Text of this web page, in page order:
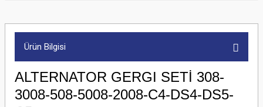
Ürün Bilgisi
ALTERNATOR GERGI SETİ 308-
3008-508-5008-2008-C4-DS4-DS5-